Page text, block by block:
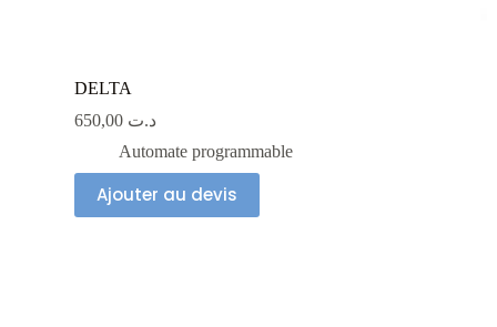
DELTA
د.ت 650,00
Automate programmable
Ajouter au devis